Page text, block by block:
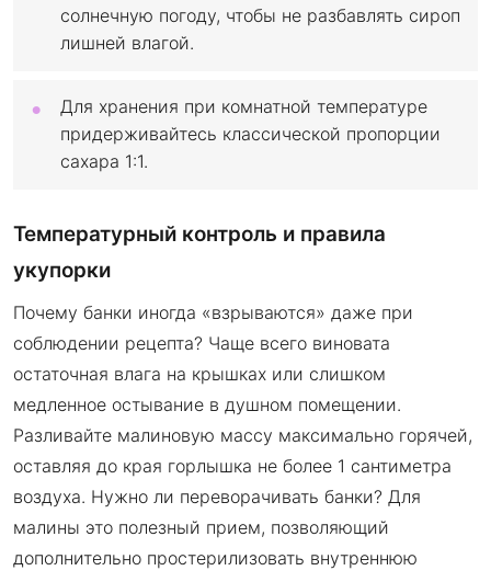
солнечную погоду, чтобы не разбавлять сироп
лишней влагой.
Для хранения при комнатной температуре
придерживайтесь классической пропорции
сахара 1:1.
Температурный контроль и правила
укупорки
Почему банки иногда «взрываются» даже при
соблюдении рецепта? Чаще всего виновата
остаточная влага на крышках или слишком
медленное остывание в душном помещении.
Разливайте малиновую массу максимально горячей,
оставляя до края горлышка не более 1 сантиметра
воздуха. Нужно ли переворачивать банки? Для
малины это полезный прием, позволяющий
дополнительно простерилизовать внутреннюю